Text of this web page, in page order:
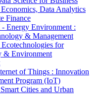
Data Analytics
Finance
Energy Environment :
& Management
for
& Environment
of Things : Innovation
Program (IoT)
Cities and Urban